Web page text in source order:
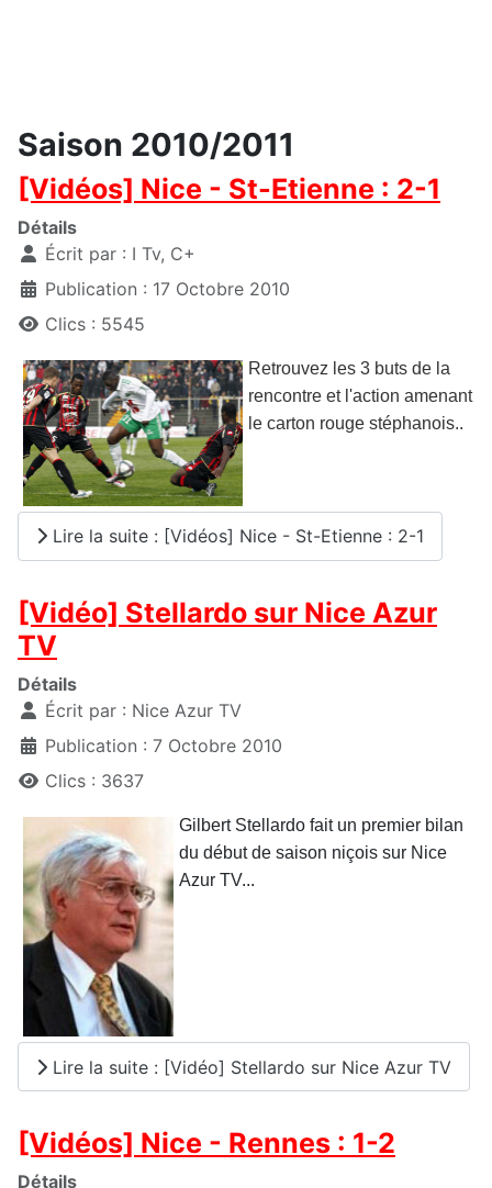
Saison 2010/2011
[Vidéos] Nice - St-Etienne : 2-1
Détails
Écrit par : I Tv, C+
Publication : 17 Octobre 2010
Clics : 5545
Retrouvez les 3 buts de la
rencontre et l'action amenant
le carton rouge stéphanois..
Lire la suite : [Vidéos] Nice - St-Etienne : 2-1
[Vidéo] Stellardo sur Nice Azur
TV
Détails
Écrit par : Nice Azur TV
Publication : 7 Octobre 2010
Clics : 3637
Gilbert Stellardo fait un premier bilan
du début de saison niçois sur Nice
Azur TV...
Lire la suite : [Vidéo] Stellardo sur Nice Azur TV
[Vidéos] Nice - Rennes : 1-2
Détails